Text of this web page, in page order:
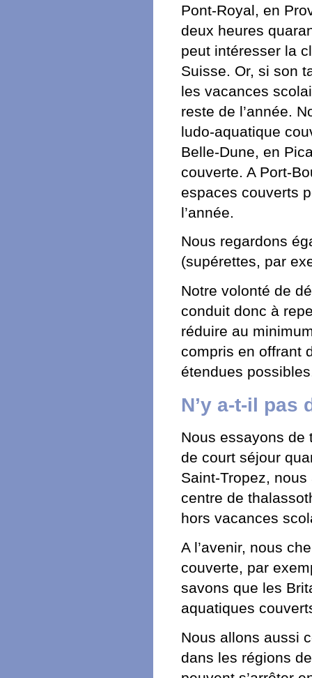
Pont-Royal, en
deux heures
peut intéresser la
Suisse. Or, si son
les vacances
reste de l’année.
ludo-aquatique
Belle-Dune, en
couverte. A Port-
espaces couverts
l’année.
Nous regardons
(supérettes, par
Notre volonté de
conduit donc à
réduire au
compris en offrant
étendues
N’y a-t-il pas
Nous essayons de
de court séjour
Saint-Tropez,
centre de
hors vacances
A l’avenir, nous
couverte, par
savons que les
aquatiques
Nous allons aussi
dans les régions